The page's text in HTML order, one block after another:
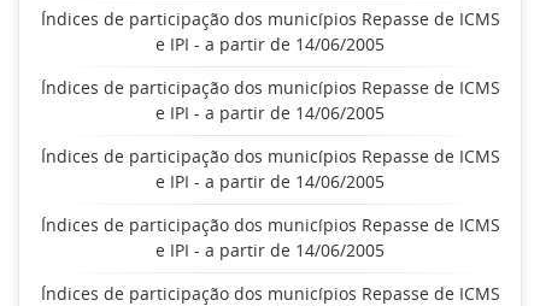
Índices de participação dos municípios Repasse de ICMS
e IPI - a partir de 14/06/2005
Índices de participação dos municípios Repasse de ICMS
e IPI - a partir de 14/06/2005
Índices de participação dos municípios Repasse de ICMS
e IPI - a partir de 14/06/2005
Índices de participação dos municípios Repasse de ICMS
e IPI - a partir de 14/06/2005
Índices de participação dos municípios Repasse de ICMS